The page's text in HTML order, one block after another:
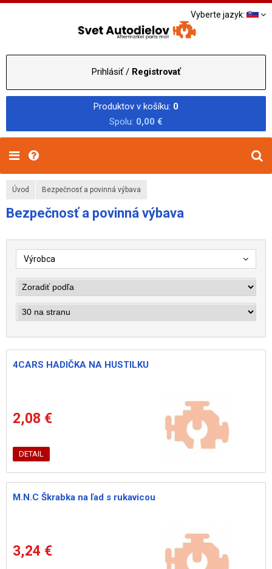
Vyberte jazyk:
Prihlásiť / Registrovať
Produktov v košíku: 0
Spolu: 0,00 €
Úvod Bezpečnosť a povinná výbava
Bezpečnosť a povinná výbava
Výrobca
4CARS HADIČKA NA HUSTILKU
2,08 €
DETAIL
M.N.C Škrabka na ľad s rukavicou
3,24 €